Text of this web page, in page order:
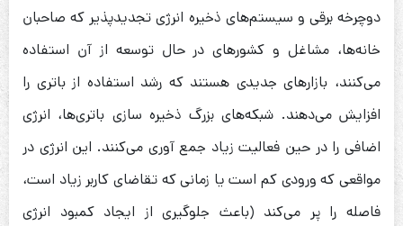
دوچرخه برقی و سیستم‌های ذخیره انرژی تجدیدپذیر که صاحبان
خانه‌ها، مشاغل و کشورهای در حال توسعه از آن استفاده
می‌کنند، بازارهای جدیدی هستند که رشد استفاده از باتری را
افزایش می‌دهند. شبکه‌های بزرگ ذخیره سازی باتری‌ها، انرژی
اضافی را در حین فعالیت زیاد جمع آوری می‌کنند. این انرژی در
مواقعی که ورودی کم است یا زمانی که تقاضای کاربر زیاد است،
فاصله را پر می‌کند (باعث جلوگیری از ایجاد کمبود انرژی